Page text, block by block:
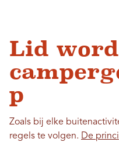
Lid
p
Zoals bij elke
regels te volgen. De